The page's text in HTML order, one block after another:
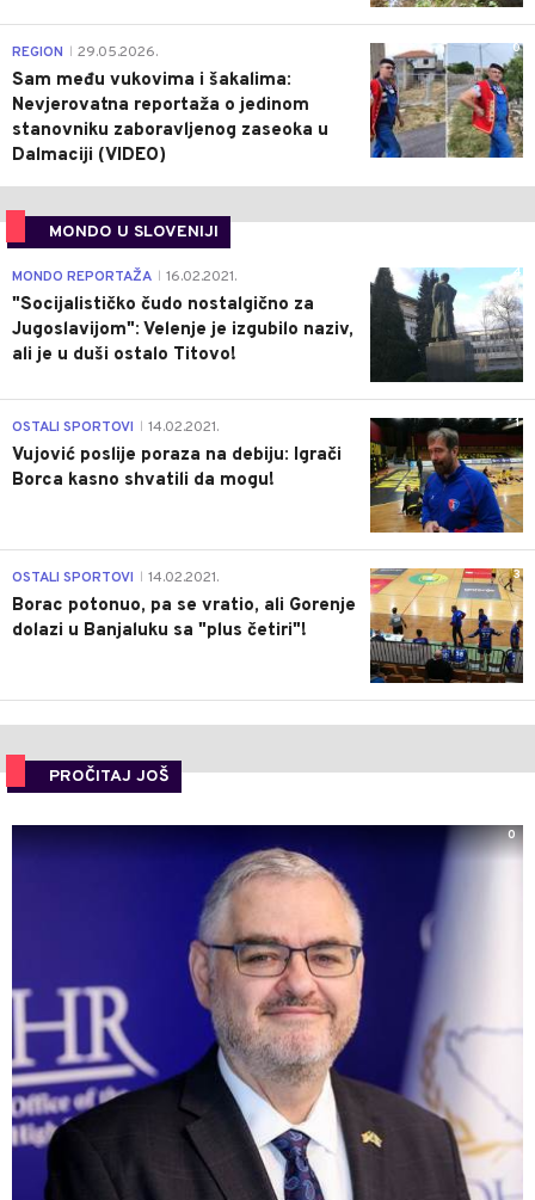
0
REGION 29.05.2026.
Sam među vukovima i šakalima:
Nevjerovatna reportaža o jedinom
stanovniku zaboravljenog zaseoka u
Dalmaciji (VIDEO)
MONDO U SLOVENIJI
4
MONDO REPORTAŽA 16.02.2021.
"Socijalističko čudo nostalgično za
Jugoslavijom": Velenje je izgubilo naziv,
ali je u duši ostalo Titovo!
1
OSTALI SPORTOVI 14.02.2021.
Vujović poslije poraza na debiju: Igrači
Borca kasno shvatili da mogu!
3
OSTALI SPORTOVI 14.02.2021.
Borac potonuo, pa se vratio, ali Gorenje
dolazi u Banjaluku sa "plus četiri"!
PROČITAJ JOŠ
0